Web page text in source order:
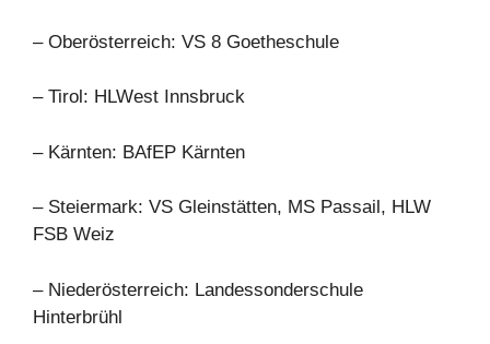
– Oberösterreich: VS 8 Goetheschule
– Tirol: HLWest Innsbruck
– Kärnten: BAfEP Kärnten
– Steiermark: VS Gleinstätten, MS Passail, HLW
FSB Weiz
– Niederösterreich: Landessonderschule
Hinterbrühl